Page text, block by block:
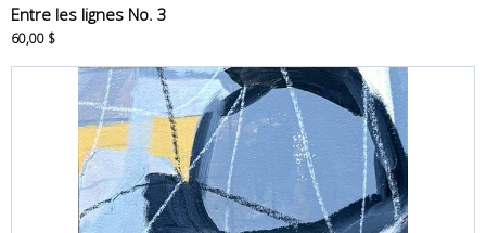
Entre les lignes No. 3
60,00 $